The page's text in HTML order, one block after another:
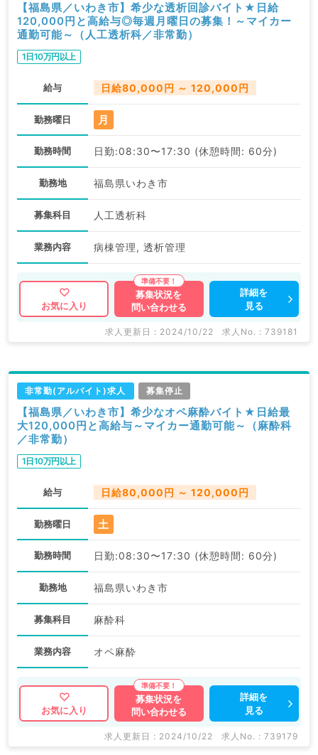
【福島県／いわき市】希少な透析回診バイト★日給
120,000円と高給与◎毎週月曜日の募集！～マイカー
通勤可能～（人工透析科／非常勤）
1日10万円以上
給与 日給80,000円 ～ 120,000円
勤務曜日 月
勤務時間 日勤:08:30〜17:30 (休憩時間: 60分)
勤務地 福島県いわき市
募集科目 人工透析科
業務内容 病棟管理, 透析管理
お気に入り
募集状況を
問い合わせる
詳細を
見る
求人更新日 : 2024/10/22 求人No. : 739181
非常勤(アルバイト)求人 募集停止
【福島県／いわき市】希少なオペ麻酔バイト★日給最
大120,000円と高給与～マイカー通勤可能～（麻酔科
／非常勤）
1日10万円以上
給与 日給80,000円 ～ 120,000円
勤務曜日 土
勤務時間 日勤:08:30〜17:30 (休憩時間: 60分)
勤務地 福島県いわき市
募集科目 麻酔科
業務内容 オペ麻酔
お気に入り
募集状況を
問い合わせる
詳細を
見る
求人更新日 : 2024/10/22 求人No. : 739179